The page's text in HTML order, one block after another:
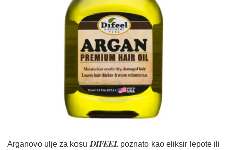
Arganovo ulje za kosu DIFEELpoznato kao eliksir lepote ili